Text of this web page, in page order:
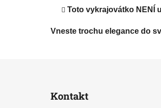
Toto vykrajovátko NENÍ
Vneste trochu elegance do
Kontakt